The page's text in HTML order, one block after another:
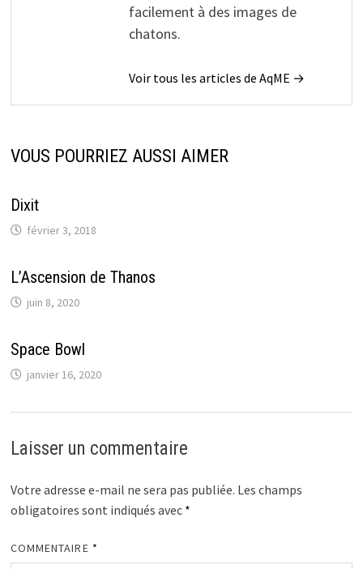
facilement à des images de
chatons.
Voir tous les articles de AqME →
VOUS POURRIEZ AUSSI AIMER
Dixit
février 3, 2018
L’Ascension de Thanos
juin 8, 2020
Space Bowl
janvier 16, 2020
Laisser un commentaire
Votre adresse e-mail ne sera pas publiée. Les champs
obligatoires sont indiqués avec *
COMMENTAIRE *